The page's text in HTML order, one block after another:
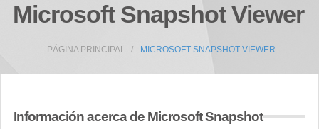
Microsoft Snapshot Viewer
PÁGINA PRINCIPAL MICROSOFT SNAPSHOT VIEWER
Información acerca de Microsoft Snapshot